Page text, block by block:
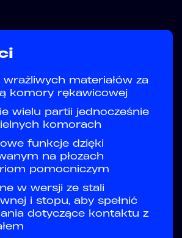
wrażliwych materiałów za
komory rękawicowej
wielu partii jednocześnie
komorach
funkcje dzięki
na płozach
pomocniczym
w wersji ze stali
i stopu, aby spełnić
dotyczące kontaktu z